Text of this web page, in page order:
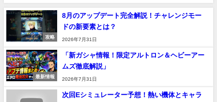
攻略
8月のアップデート完全解説！チャレンジモー
ドの新要素とは？
2026年7月31日
最新情報
「新ガシャ情報！限定アルトロン＆ヘビーアー
ムズ徹底解説」
2026年7月31日
次回Eシミュレーター予想！熱い機体とキャラ